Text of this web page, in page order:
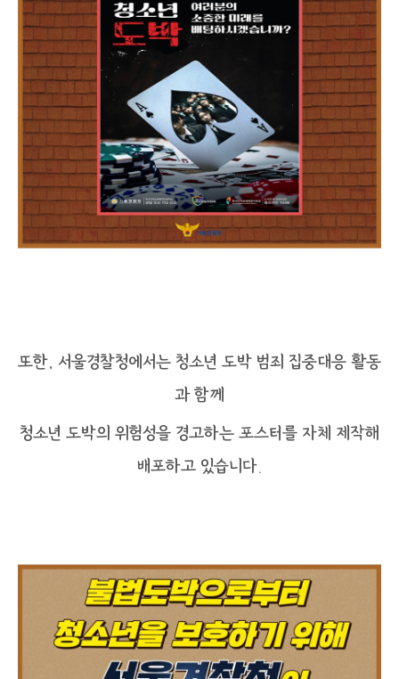
또한, 서울경찰청에서는 청소년 도박 범죄 집중대응 활동
과 함께
청소년 도박의 위험성을 경고하는 포스터를 자체 제작해
배포하고 있습니다.